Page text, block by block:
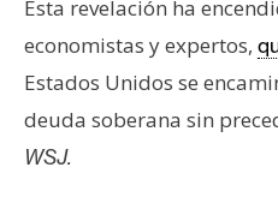
N
o
a
s
Esta revelación ha
economistas y expertos,
Estados Unidos se
deuda soberana sin
WSJ.